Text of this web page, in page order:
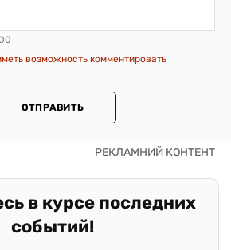
возможность комментировать
ОТПРАВИТЬ
в курсе последних
событий!